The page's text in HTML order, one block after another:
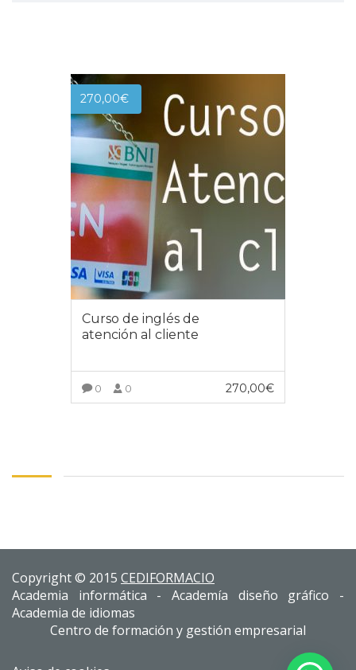
270,00€
Curso de inglés de
atención al cliente
0 0 270,00€
Copyright © 2015 CEDIFORMACIO
Academia informática - Academía diseño gráfico -
Academia de idiomas
Centro de formación y gestión empresarial